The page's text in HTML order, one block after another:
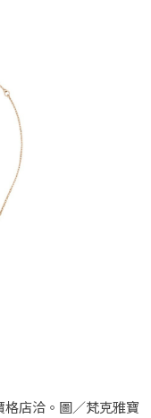
店洽。圖／梵克雅寶